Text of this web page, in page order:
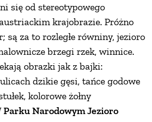
się od stereotypowego
krajobrazie. Próżno
są za to rozległe równiny, jezioro
brzegi rzek, winnice.
obrazki jak z bajki:
dzikie gęsi, tańce godowe
kolorowe żołny
Parku Narodowym Jezioro